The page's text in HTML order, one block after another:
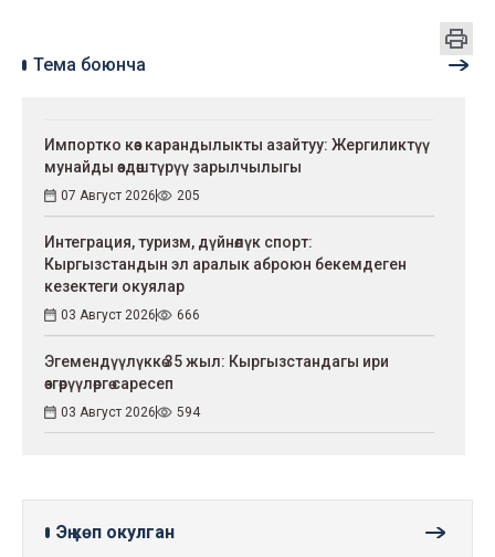
Тема боюнча
Импортко көз карандылыкты азайтуу: Жергиликтүү
мунайды өздөштүрүү зарылчылыгы
07 Август 2026 205
Интеграция, туризм, дүйнөлүк спорт:
Кыргызстандын эл аралык аброюн бекемдеген
кезектеги окуялар
03 Август 2026 666
Эгемендүүлүккө 35 жыл: Кыргызстандагы ири
өзгөрүүлөргө саресеп
03 Август 2026 594
Эң көп окулган